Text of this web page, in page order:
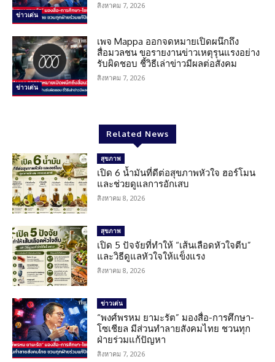
ข่าวเด่น
สิงหาคม 7, 2026
ข่าวเด่น
เพจ Mappa ออกจดหมายเปิดผนึกถึง
สื่อมวลชน ขอรายงานข่าวเหตุรุนแรงอย่าง
รับผิดชอบ ชี้วิธีเล่าข่าวมีผลต่อสังคม
สิงหาคม 7, 2026
Related News
สุขภาพ
เปิด 6 น้ำมันที่ดีต่อสุขภาพหัวใจ ฮอร์โมน
และช่วยดูแลการอักเสบ
สิงหาคม 8, 2026
สุขภาพ
เปิด 5 ปัจจัยที่ทำให้ “เส้นเลือดหัวใจตีบ”
และวิธีดูแลหัวใจให้แข็งแรง
สิงหาคม 8, 2026
ข่าวเด่น
“พงศ์พรหม ยามะรัต” มองสื่อ-การศึกษา-
โซเชียล มีส่วนทำลายสังคมไทย ชวนทุก
ฝ่ายร่วมแก้ปัญหา
สิงหาคม 7, 2026